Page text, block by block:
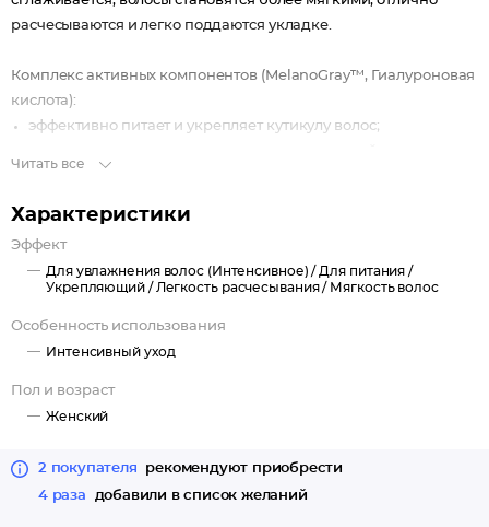
расчесываются и легко поддаются укладке.
Комплекс активных компонентов (MelanoGray™, Гиалуроновая
кислота):
эффективно питает и укрепляет кутикулу волос;
Читать все
Характеристики
Эффект
Для увлажнения волос (Интенсивное) / Для питания /
Укрепляющий / Легкость расчесывания / Мягкость волос
Особенность использования
Интенсивный уход
Пол и возраст
Женский
2 покупателя
рекомендуют приобрести
4 раза
добавили в список желаний